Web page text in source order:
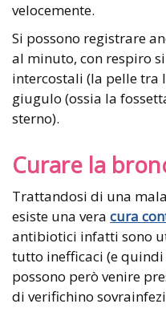
velocemente.
Si possono registrare
al minuto, con respiro
intercostali (la pelle tra
giugulo (ossia la
sterno).
Curare la
Trattandosi di una
esiste una vera cura
antibiotici infatti sono
tutto inefficaci (e
possono però venire
di verifichino